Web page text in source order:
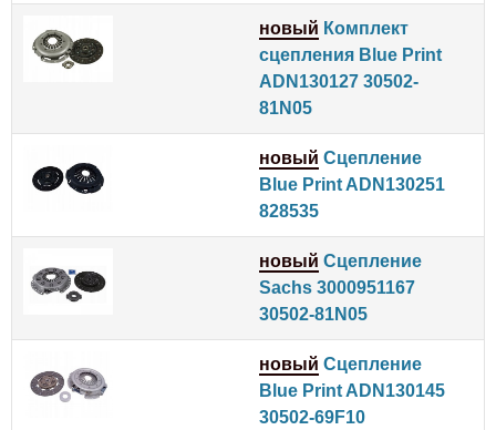
новый Комплект
сцепления Blue Print
ADN130127 30502-
81N05
новый Сцепление
Blue Print ADN130251
828535
новый Сцепление
Sachs 3000951167
30502-81N05
новый Сцепление
Blue Print ADN130145
30502-69F10